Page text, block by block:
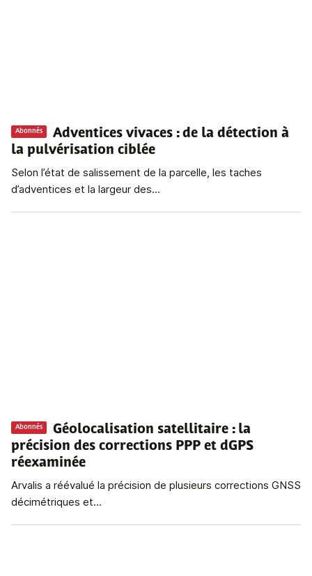
Abonnés Adventices vivaces : de la détection à
la pulvérisation ciblée
Selon l’état de salissement de la parcelle, les taches
d’adventices et la largeur des...
Abonnés Géolocalisation satellitaire : la
précision des corrections PPP et dGPS
réexaminée
Arvalis a réévalué la précision de plusieurs corrections GNSS
décimétriques et...